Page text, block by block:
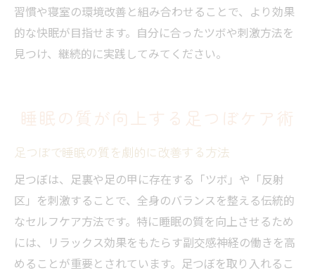
習慣や寝室の環境改善と組み合わせることで、より効果
的な快眠が目指せます。自分に合ったツボや刺激方法を
見つけ、継続的に実践してみてください。
睡眠の質が向上する足つぼケア術
足つぼで睡眠の質を劇的に改善する方法
足つぼは、足裏や足の甲に存在する「ツボ」や「反射
区」を刺激することで、全身のバランスを整える伝統的
なセルフケア方法です。特に睡眠の質を向上させるため
には、リラックス効果をもたらす副交感神経の働きを高
めることが重要とされています。足つぼを取り入れるこ